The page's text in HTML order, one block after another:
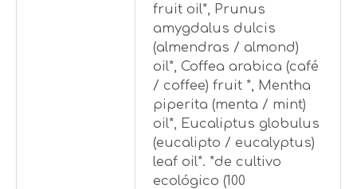
fruit oil*, Prunus
amygdalus dulcis
(almendras / almond)
oil*, Coffea arabica (café
/ coffee) fruit *, Mentha
piperita (menta / mint)
oil*, Eucaliptus globulus
(eucalipto / eucalyptus)
leaf oil*. *de cultivo
ecológico (100